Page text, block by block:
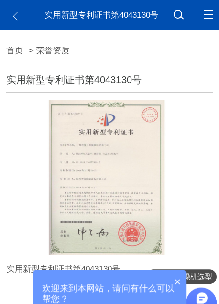
实用新型专利证书第4043130号
首页 > 荣誉资质
实用新型专利证书第4043130号
实用新型专利证书第4043130号
除湿干燥机选型
×
欢迎来到本网站，请问有什么可以
帮您？